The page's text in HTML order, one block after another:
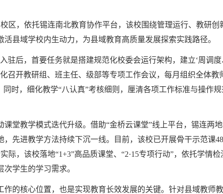
区，依托锡连南北教育协作平台，该校围绕管理运行、教研创
县域学校内生动力，为县域教育高质量发展探索实践路径。
驻后，首要任务就是搭建规范化校委会运行架构，建立‘周调
召开教研组、班主任、级部等专项工作会议，每月组织全体教
，细化教学“八认真”考核细则，厘清各项工作标准与操作
堂教学模式迭代升级。借助“金桥云课堂”线上平台，锡连两
先进教学方法持续下沉一线。目前，该校已开展骨干示范课
，该校落地“1+3”高品质课堂、“2·15专项行动”，依托学情
学生的学习需求。
的核心位置，也是实现教育长效发展的关键。针对县域教师